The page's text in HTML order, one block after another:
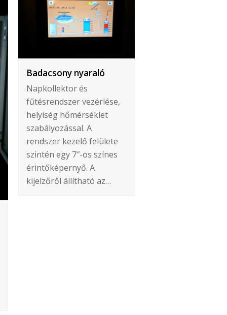
Badacsony nyaraló
Napkollektor és
fűtésrendszer vezérlése,
helyiség hőmérséklet
szabályozással. A
rendszer kezelő felülete
szintén egy 7″-os színes
érintőképernyő. A
kijelzőről állítható az…